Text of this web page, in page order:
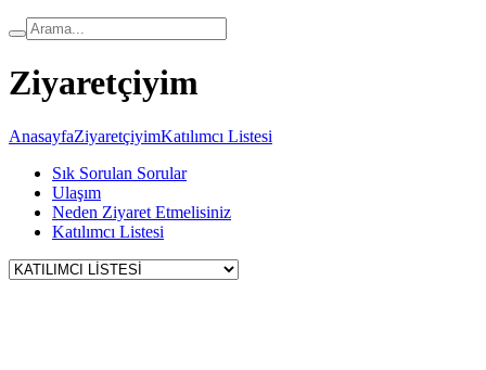
Ziyaretçiyim
AnasayfaZiyaretçiyimKatılımcı Listesi
Sık Sorulan Sorular
Ulaşım
Neden Ziyaret Etmelisiniz
Katılımcı Listesi